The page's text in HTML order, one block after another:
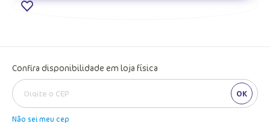
Confira disponibilidade em loja física